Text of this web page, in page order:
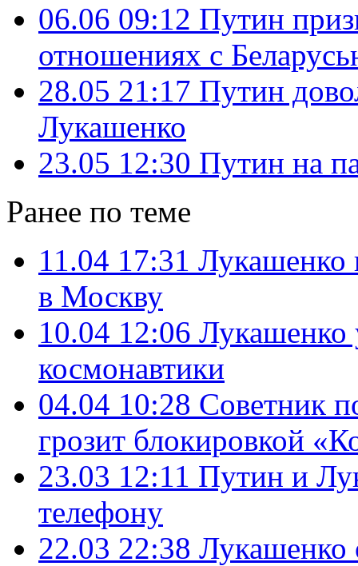
06.06 09:12 Путин
отношениях с
28.05 21:17 Путин
Лукашенко
23.05 12:30 Путин на
Ранее по теме
11.04 17:31 Лукашенко
в Москву
10.04 12:06 Лукашенко
космонавтики
04.04 10:28 Советник
грозит блокировкой
23.03 12:11 Путин и
телефону
22.03 22:38 Лукашенко